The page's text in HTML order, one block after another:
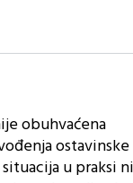
obuhvaćena
u praksi